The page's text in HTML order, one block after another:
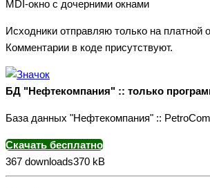
MDI-окно с дочерними окнами
Исходники отправляю только на платной
Комментарии в коде присутствуют.
БД "Нефтекомпания" :: только
База данных "Нефтекомпания" ::
Скачать бесплатно
367 downloads370 kB